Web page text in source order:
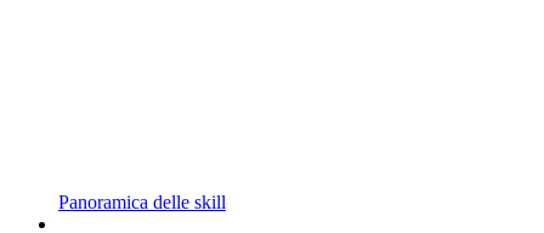
Panoramica delle skill